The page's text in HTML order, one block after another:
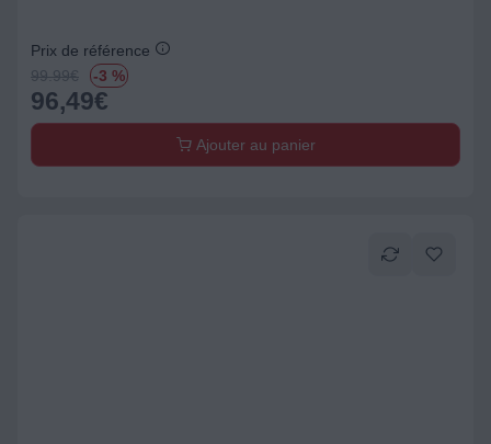
Prix de référence
99.99€ -3 %
96,49€
Ajouter au panier